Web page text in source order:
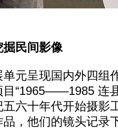
民间影像
呈现国内外四组
目“1965——1985 连
六十年代开始摄影
，他们的镜头记录